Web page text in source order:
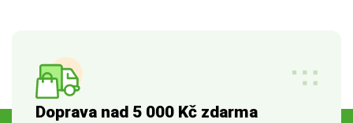
Doprava nad 5 000 Kč zdarma